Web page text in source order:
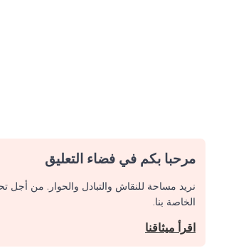
مرحبا بكم في فضاء التعليق
نريد مساحة للنقاش والتبادل والحوار. من أجل
الخاصة بنا.
اقرأ ميثاقنا